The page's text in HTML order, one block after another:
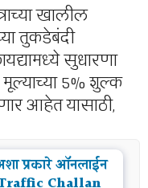
खालील
तुकडेबंदी
सुधारणा
5% शुल्क
आहेत यासाठी,
प्रकारे ऑनलाईन